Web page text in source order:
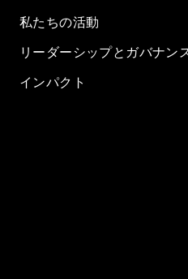
私たちの活動
リーダーシップとガバナン
インパクト